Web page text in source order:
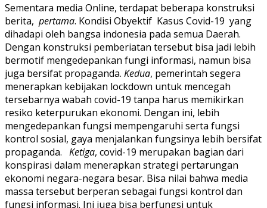
Sementara media Online, terdapat beberapa konstruksi
berita, pertama. Kondisi Obyektif Kasus Covid-19 yang
dihadapi oleh bangsa indonesia pada semua Daerah.
Dengan konstruksi pemberiatan tersebut bisa jadi lebih
bermotif mengedepankan fungi informasi, namun bisa
juga bersifat propaganda. Kedua, pemerintah segera
menerapkan kebijakan lockdown untuk mencegah
tersebarnya wabah covid-19 tanpa harus memikirkan
resiko keterpurukan ekonomi. Dengan ini, lebih
mengedepankan fungsi mempengaruhi serta fungsi
kontrol sosial, gaya menjalankan fungsinya lebih bersifat
propaganda. Ketiga, covid-19 merupakan bagian dari
konspirasi dalam menerapkan strategi pertarungan
ekonomi negara-negara besar. Bisa nilai bahwa media
massa tersebut berperan sebagai fungsi kontrol dan
fungsi informasi. Ini juga bisa berfungsi untuk